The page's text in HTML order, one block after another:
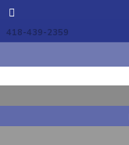
418-439-2359